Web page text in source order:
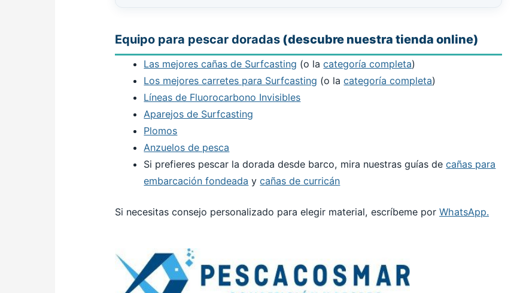
Equipo para pescar doradas (descubre nuestra tienda online)
Las mejores cañas de Surfcasting (o lacategoría completa)
Los mejores carretes para Surfcasting (o lacategoría completa)
Líneas de Fluorocarbono Invisibles
Aparejos de Surfcasting
Plomos
Anzuelos de pesca
Si prefieres pescar la dorada desde barco, mira nuestras guías decañas para
embarcación fondeada ycañas de curricán
Si necesitas consejo personalizado para elegir material, escríbeme porWhatsApp.